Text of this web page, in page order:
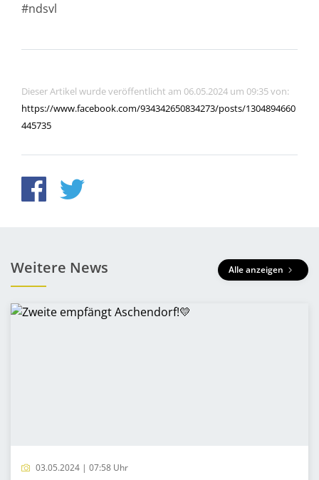
#ndsvl
Dieser Artikel wurde veröffentlicht am 06.05.2024 um 09:35 von:
https://www.facebook.com/934342650834273/posts/1304894660
445735
Weitere News Alle anzeigen
03.05.2024 | 07:58 Uhr